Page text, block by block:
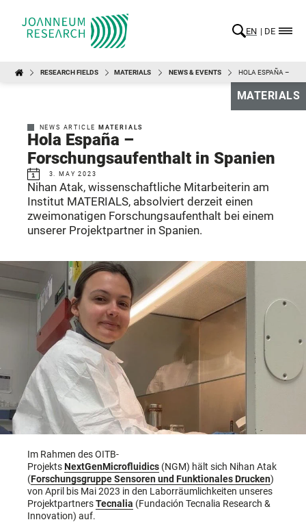
EN DE
RESEARCH FIELDS MATERIALS NEWS & EVENTS HOLA ESPAÑA –
MATERIALS
NEWS ARTICLE MATERIALS
Hola España –
Forschungsaufenthalt in Spanien
3. MAY 2023
Nihan Atak, wissenschaftliche Mitarbeiterin am
Institut MATERIALS, absolviert derzeit einen
zweimonatigen Forschungsaufenthalt bei einem
unserer Projektpartner in Spanien.
Im Rahmen des OITB-
ProjektsNextGenMicrofluidics (NGM) hält sich Nihan Atak
(Forschungsgruppe Sensoren und Funktionales Drucken)
von April bis Mai 2023 in den Laborräumlichkeiten unseres
ProjektpartnersTecnalia (Fundación Tecnalia Research &
Innovation) auf.